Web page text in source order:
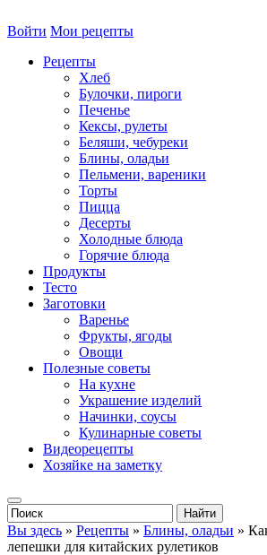
Войти Мои рецепты
Рецепты
Хлеб
Булочки, пироги
Печенье
Кексы, рулеты
Беляши, чебуреки
Блины, оладьи
Пельмени, вареники
Торты
Пицца
Десерты
Холодные блюда
Горячие блюда
Продукты
Тесто
Заготовки
Варенье
Фрукты, ягоды
Овощи
Полезные советы
На кухне
Украшение изделий
Начинки, соусы
Кулинарные советы
Видеорецепты
Хозяйке на заметку
Вы здесь » Рецепты » Блины, оладьи »
лепешки для китайских рулетиков